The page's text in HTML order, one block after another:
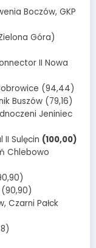
Boczów, GKP
Góra)
II Nowa
(94,44)
Buszów (79,16)
Jeniniec
II Sulęcin (100,00)
Chlebowo
Czarni Pałck